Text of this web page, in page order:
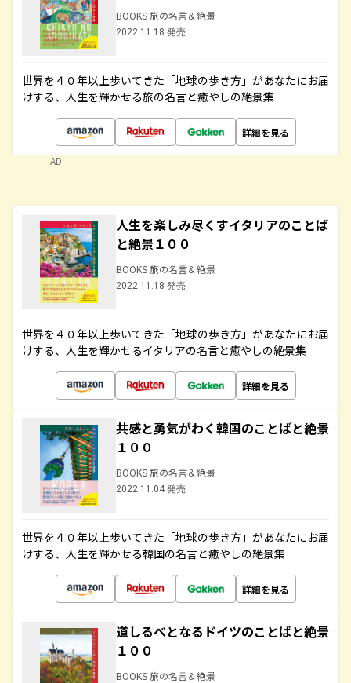
BOOKS 旅の名言＆絶景
2022.11.18 発売
世界を４０年以上歩いてきた「地球の歩き方」があなたにお届
けする、人生を輝かせる旅の名言と癒やしの絶景集
詳細を見る
AD
人生を楽しみ尽くすイタリアのことば
と絶景１００
BOOKS 旅の名言＆絶景
2022.11.18 発売
世界を４０年以上歩いてきた「地球の歩き方」があなたにお届
けする、人生を輝かせるイタリアの名言と癒やしの絶景集
詳細を見る
共感と勇気がわく韓国のことばと絶景
１００
BOOKS 旅の名言＆絶景
2022.11.04 発売
世界を４０年以上歩いてきた「地球の歩き方」があなたにお届
けする、人生を輝かせる韓国の名言と癒やしの絶景集
詳細を見る
道しるべとなるドイツのことばと絶景
１００
BOOKS 旅の名言＆絶景